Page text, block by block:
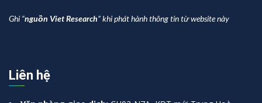
Ghi “nguồn Viet Research” khi phát hành thông tin từ website này
Liên hệ